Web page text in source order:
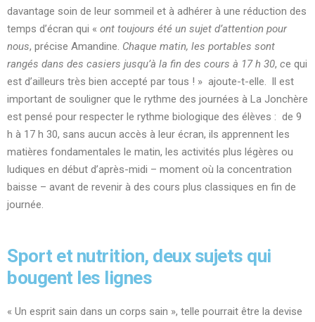
davantage soin de leur sommeil et à adhérer à une réduction des
temps d’écran qui « ont toujours été un sujet d’attention pour
nous, précise Amandine. Chaque matin, les portables sont
rangés dans des casiers jusqu’à la fin des cours à 17 h 30, ce qui
est d’ailleurs très bien accepté par tous ! » ajoute-t-elle. ll est
important de souligner que le rythme des journées à La Jonchère
est pensé pour respecter le rythme biologique des élèves : de 9
h à 17 h 30, sans aucun accès à leur écran, ils apprennent les
matières fondamentales le matin, les activités plus légères ou
ludiques en début d’après-midi – moment où la concentration
baisse – avant de revenir à des cours plus classiques en fin de
journée.
Sport et nutrition, deux sujets qui
bougent les lignes
« Un esprit sain dans un corps sain », telle pourrait être la devise